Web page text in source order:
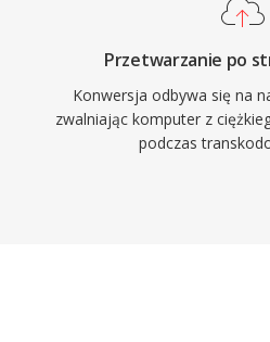
Przetwarzanie po
Konwersja odbywa się na
zwalniając komputer z
podczas